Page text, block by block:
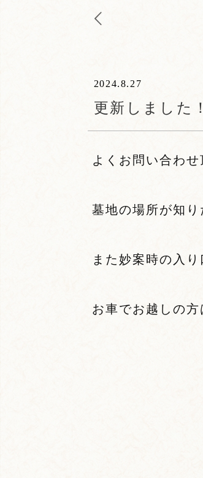
更新しました
2024.8.27
よくお問い合わ
墓地の場所が知り
また妙案時の入
お車でお越しの方